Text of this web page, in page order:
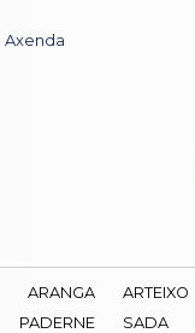
Axenda
ARANGA ARTEIXO
PADERNE SADA